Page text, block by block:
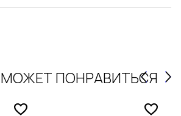
ПОНРАВИТЬСЯ